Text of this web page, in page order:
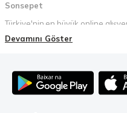
Sonsepet
Türkiye'nin en büyük online
Holdinggüvencesiyle hizmet
teslimat ve güvenli ödeme
zamanınızı ve paranızı en verimli
Devamını Göster